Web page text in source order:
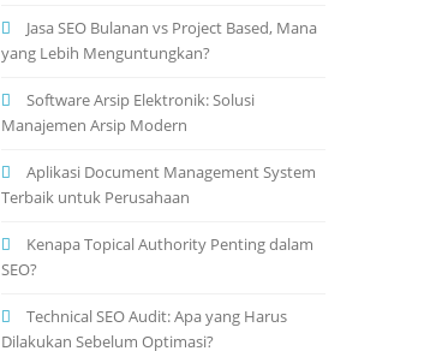
Jasa SEO Bulanan vs Project Based, Mana
yang Lebih Menguntungkan?
Software Arsip Elektronik: Solusi
Manajemen Arsip Modern
Aplikasi Document Management System
Terbaik untuk Perusahaan
Kenapa Topical Authority Penting dalam
SEO?
Technical SEO Audit: Apa yang Harus
Dilakukan Sebelum Optimasi?